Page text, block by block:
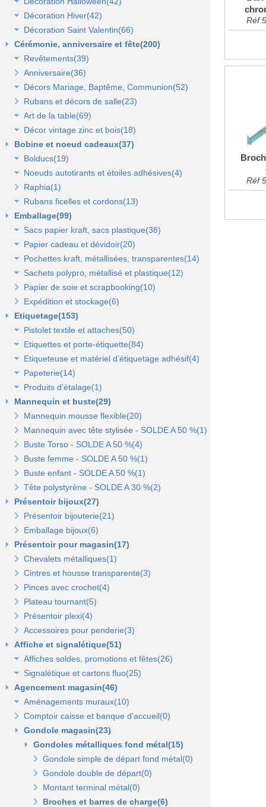
Lanterne, lampion, déco de table et terrasse(37)
Eclairage électrique d'été(9)
Décors automne(62)
Décor vitrine d'halloween(8)
Décor halloween(36)
Décoration Hiver(42)
Décoration vitrine d'hiver(7)
Décors d'hiver(35)
Décoration Saint Valentin(66)
Décoration vitrine de Saint Valentin(15)
Décors Saint Valentin(56)
Cérémonie, anniversaire et fête(200)
Revêtements(39)
Non tissé(19)
Pelouses et revêtements nature(6)
Tissus(13)
Anniversaire(36)
Décors Mariage, Baptême, Communion(52)
Accessoires de cérémonie(14)
Sacs dragées, photophores et chandeliers(10)
Tulles et noeuds de mariage(16)
Rubans et décors de salle(23)
Art de la table(69)
Fleurs et déco de table(37)
Nappes et chemins de table(15)
Serviettes et vaisselle jetables(17)
Décor vintage zinc et bois(18)
Accessoires zinc, bois et métal(16)
Mobilier déco(4)
Bobine et noeud cadeaux(37)
Bolducs(19)
Bolducs 7 et 10 mm(7)
Rubans 19 et 25 mm(7)
Rubans 50 et 100 mm(5)
Noeuds autotirants et étoiles adhésives(4)
Noeuds autocollants et étoiles adhésives(3)
Raphia(1)
Rubans ficelles et cordons(13)
Ficelles et cordons(4)
Rubans tissu, jute et sisal(6)
Rubans tulle(3)
Emballage(99)
Sacs papier kraft, sacs plastique(38)
Sacs kraft poignées plates(7)
Sacs kraft poignées torsadées(5)
Sacs fêtes et fantaisie(5)
Sacs pour bouteille(10)
Sacs pelliculés(6)
Sacs plastique(4)
Sacs en petite quantité(4)
Papier cadeau et dévidoir(20)
Papier cadeaux fantaisie(3)
Papier cadeaux kraft(2)
Papiers fleuriste en polypropylène(3)
Papier cadeaux Noël - Papier métallisé(11)
Dévidoirs(1)
Pochettes kraft, métallisées, transparentes(14)
Pochettes kraft brun et couleurs(8)
Pochettes cadeaux métallisées(3)
Pochettes transparentes rabat adhésif(3)
Sachets polypro, métallisé et plastique(12)
Sachets confiserie polypro et métal(7)
Sachets plastique minigrip(5)
Papier de soie et scrapbooking(10)
Expédition et stockage(6)
Etiquetage(153)
Pistolet textile et attaches(50)
Pistolets textile, aiguilles et accessoires(12)
Attaches pour pistolets textile(17)
Pistolet Fasbanok et Pistolet V'Tool(14)
Liens manuels anti-vol et biodégradables(5)
Pinces crevettes(2)
Etiquettes à trou(0)
Etiquettes et porte-étiquette(84)
Etiquettes textile perforées(0)
Etiquettes à fil(6)
Etiquettes de prix autocollantes(11)
Etiquettes cadeaux autocollantes(11)
Etiquettes soldes et promo autocollantes(12)
Etiquettes soldes, remises et promo(9)
Etiquettes pour commerce et cartes cadeaux(15)
Porte-prix(14)
Porte-étiquette à pince et à clipser(7)
Etiqueteuse et matériel d’étiquetage adhésif(4)
Etiquettes adhésives pour étiqueteuse(2)
Étiqueteuses et rouleaux encreurs(2)
Papeterie(14)
Agrafeuse et agrafes(1)
Cartes cadeaux(2)
Scotch, stylo, post-it(11)
Produits d’étalage(1)
Epingles(1)
Fil nylon(0)
Mannequin et buste(29)
Mannequin mousse flexible(20)
Mannequin avec tête stylisée - SOLDE A 50 %(1)
Buste Torso - SOLDE A 50 %(4)
Buste femme - SOLDE A 50 %(1)
Buste enfant - SOLDE A 50 %(1)
Tête polystyrène - SOLDE A 30 %(2)
Présentoir bijoux(27)
Présentoir bijouterie(21)
Emballage bijoux(6)
Présentoir pour magasin(17)
Chevalets métalliques(1)
Cintres et housse transparente(3)
Pinces avec crochet(4)
Plateau tournant(5)
Présentoir plexi(4)
Accessoires pour penderie(3)
Affiche et signalétique(51)
Affiches soldes, promotions et fêtes(26)
Affiches fêtes(5)
Affiches soldes(21)
Signalétique et cartons fluo(25)
Cartons fluo(13)
Plaques signalétiques(10)
Tableaux horaires(2)
Agencement magasin(46)
Aménagements muraux(10)
Panneaux rainurés et accessoires(10)
Panneaux rainurés(0)
Rails et profils(0)
Gondole panneau rainuré(2)
Broches pour panneaux(3)
Tablettes bois et supports(3)
Tablettes verre et supports(3)
Panneaux en bois Opus(0)
Panneaux Opus(0)
Tablettes bois et supports Opus(0)
Accessoires pour panneaux Opus(0)
Tablettes verre et supports Opus(0)
Comptoir caisse et banque d'accueil(0)
Gondole magasin(23)
Gondoles métalliques fond métal(15)
Gondole simple de départ fond métal(0)
Gondole double de départ(0)
Montant terminal métal(0)
Broches et barres de charge(6)
Réf
Réf